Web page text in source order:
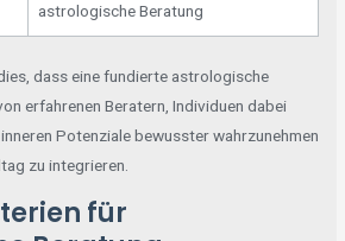
astrologische Beratung
dass eine fundierte astrologische
erfahrenen Beratern, Individuen dabei
Potenziale bewusster wahrzunehmen
zu integrieren.
für